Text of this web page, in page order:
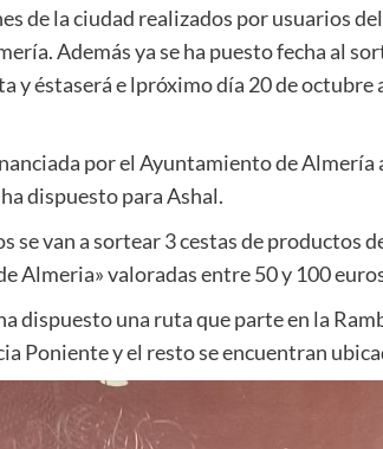
de la ciudad realizados por usuarios
Además ya se ha puesto fecha al
y éstaserá e lpróximo día 20 de octubre
por el Ayuntamiento de Almería
dispuesto para Ashal.
se van a sortear 3 cestas de productos
Almeria» valoradas entre 50 y 100
dispuesto una ruta que parte en la
Poniente y el resto se encuentran